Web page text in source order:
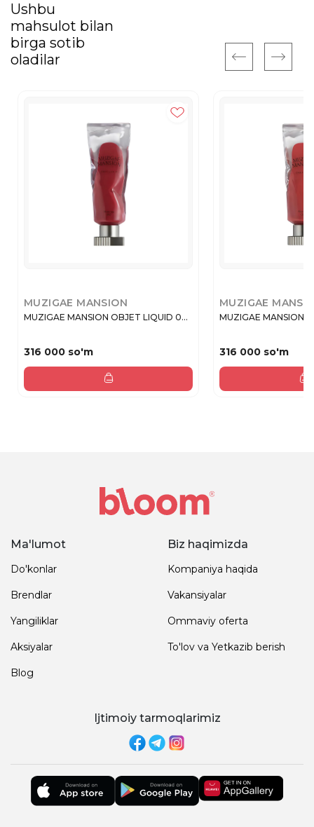
Ushbu
mahsulot bilan
birga sotib
oladilar
MUZIGAE MANSION
MUZIGAE MANSION OBJET LIQUID 0...
316 000 so'm
MUZIGAE
MUZIGAE MANSION
316 000 so'm
Ma'lumot
Do'konlar
Brendlar
Yangiliklar
Aksiyalar
Blog
Biz haqimizda
Kompaniya haqida
Vakansiyalar
Ommaviy oferta
To'lov va Yetkazib berish
Ijtimoiy tarmoqlarimiz